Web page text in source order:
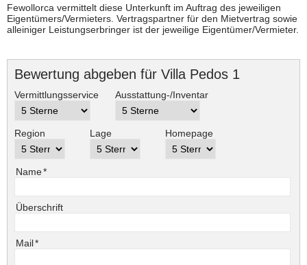
Fewollorca vermittelt diese Unterkunft im Auftrag des jeweiligen
Eigentümers/Vermieters. Vertragspartner für den Mietvertrag sowie
alleiniger Leistungserbringer ist der jeweilige Eigentümer/Vermieter.
Bewertung abgeben für Villa Pedos 1
Vermittlungsservice Ausstattung-/Inventar
Region Lage Homepage
Pflichtfeld
Name*
Überschrift
Pflichtfeld
Mail*